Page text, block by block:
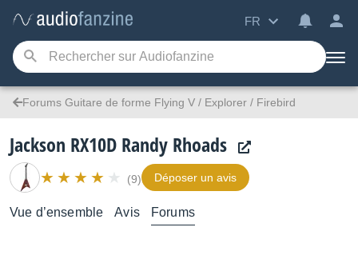
FR
Forums Guitare de forme Flying V / Explorer / Firebird
Jackson RX10D Randy Rhoads
(9) Déposer un avis
Vue d’ensemble Avis Forums